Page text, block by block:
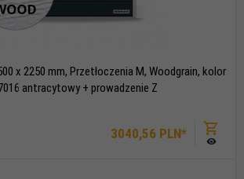
3040,56 PLN*
x 2250 mm, Przetłoczenia M, Woodgrain, kolor
antracytowy + prowadzenie Z